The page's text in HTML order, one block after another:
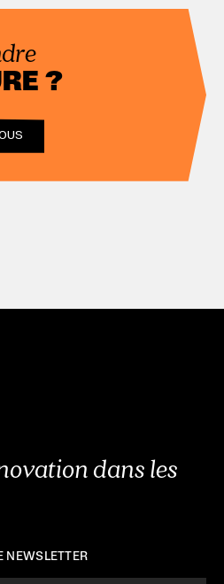
?
dans les
NEWSLETTER